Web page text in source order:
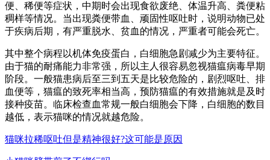
便、稀便等症状，中期时会出现食欲废绝、体温升高、粪便粘
稠样等情况。当出现粪便带血、顽固性呕吐时，说明动物已处
于疾病后期，有严重脱水、贫血的情况，严重者可能会死亡。
其中整个病程以机体免疫蛋白，白细胞急剧减少为主要特征。
由于猫的耐痛能力非常强，所以主人很容易忽视猫瘟病毒早期
阶段。一般猫患病后至三到五天是比较危险的，剧烈呕吐、排
血便等，猫瘟的致死率相当高，预防猫瘟的有效措施就是及时
接种疫苗。临床检查血常规一般白细胞会下降，白细胞的数目
越低，表示猫咪的情况就越危险。
猫咪拉稀呕吐但是精神很好?这可能是原因